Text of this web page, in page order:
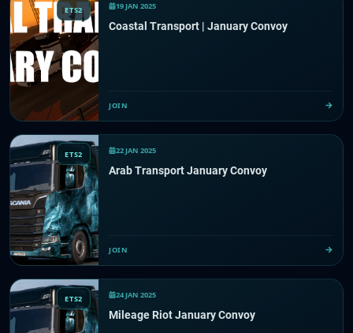
ETS2 19 JAN 2025
Coastal Transport | January Convoy
JOIN
ETS2 22 JAN 2025
Arab Transport January Convoy
JOIN
ETS2 24 JAN 2025
Mileage Riot January Convoy